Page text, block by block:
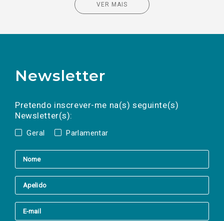
VER MAIS
Newsletter
Pretendo inscrever-me na(s) seguinte(s)
Newsletter(s):
Geral Parlamentar
a(s) newsletter(s).
mail